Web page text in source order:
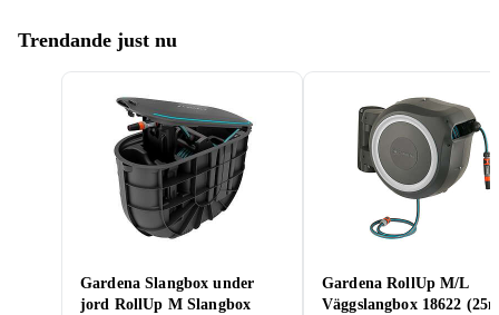
Trendande just nu
Gardena Slangbox under
jord RollUp M Slangbox
Gardena RollUp M/L
Väggslangbox 18622